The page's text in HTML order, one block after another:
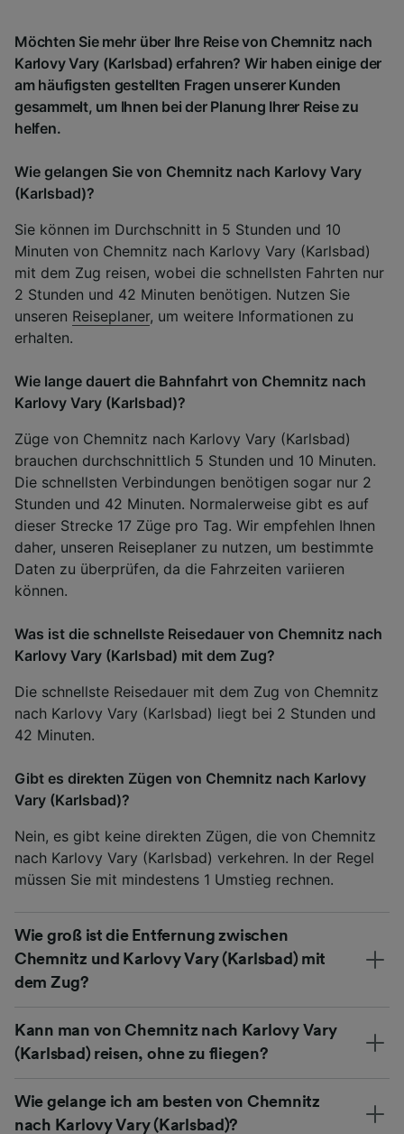
Möchten Sie mehr über Ihre Reise von Chemnitz nach
Karlovy Vary (Karlsbad) erfahren? Wir haben einige der
am häufigsten gestellten Fragen unserer Kunden
gesammelt, um Ihnen bei der Planung Ihrer Reise zu
helfen.
Wie gelangen Sie von Chemnitz nach Karlovy Vary
(Karlsbad)?
Sie können im Durchschnitt in 5 Stunden und 10
Minuten von Chemnitz nach Karlovy Vary (Karlsbad)
mit dem Zug reisen, wobei die schnellsten Fahrten nur
2 Stunden und 42 Minuten benötigen. Nutzen Sie
unseren Reiseplaner, um weitere Informationen zu
erhalten.
Wie lange dauert die Bahnfahrt von Chemnitz nach
Karlovy Vary (Karlsbad)?
Züge von Chemnitz nach Karlovy Vary (Karlsbad)
brauchen durchschnittlich 5 Stunden und 10 Minuten.
Die schnellsten Verbindungen benötigen sogar nur 2
Stunden und 42 Minuten. Normalerweise gibt es auf
dieser Strecke 17 Züge pro Tag. Wir empfehlen Ihnen
daher, unseren Reiseplaner zu nutzen, um bestimmte
Daten zu überprüfen, da die Fahrzeiten variieren
können.
Was ist die schnellste Reisedauer von Chemnitz nach
Karlovy Vary (Karlsbad) mit dem Zug?
Die schnellste Reisedauer mit dem Zug von Chemnitz
nach Karlovy Vary (Karlsbad) liegt bei 2 Stunden und
42 Minuten.
Gibt es direkten Zügen von Chemnitz nach Karlovy
Vary (Karlsbad)?
Nein, es gibt keine direkten Zügen, die von Chemnitz
nach Karlovy Vary (Karlsbad) verkehren. In der Regel
müssen Sie mit mindestens 1 Umstieg rechnen.
Wie groß ist die Entfernung zwischen
Chemnitz und Karlovy Vary (Karlsbad) mit
dem Zug?
Kann man von Chemnitz nach Karlovy Vary
(Karlsbad) reisen, ohne zu fliegen?
Wie gelange ich am besten von Chemnitz
nach Karlovy Vary (Karlsbad)?